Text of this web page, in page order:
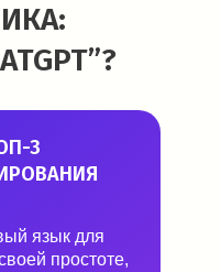
язык для
простоте,
3